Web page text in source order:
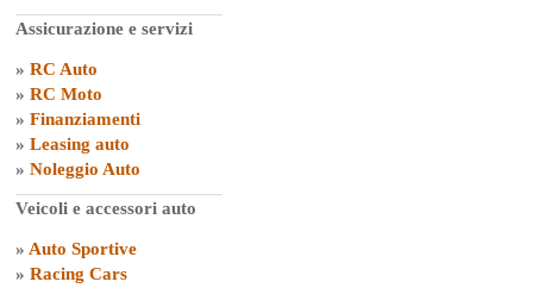
Assicurazione e servizi
» RC Auto
» RC Moto
» Finanziamenti
» Leasing auto
» Noleggio Auto
Veicoli e accessori auto
» Auto Sportive
» Racing Cars